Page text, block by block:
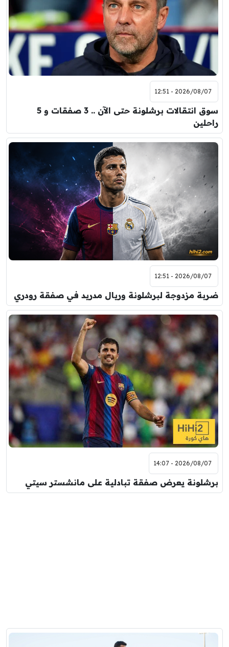
2026/08/07 - 12:51
سوق انتقالات برشلونة حتى الآن .. 3 صفقات و 5
راحلين
2026/08/07 - 12:51
ضربة مزدوجة لبرشلونة وريال مدريد في صفقة رودري
2026/08/07 - 14:07
برشلونة يعرض صفقة تبادلية على مانشستر سيتي